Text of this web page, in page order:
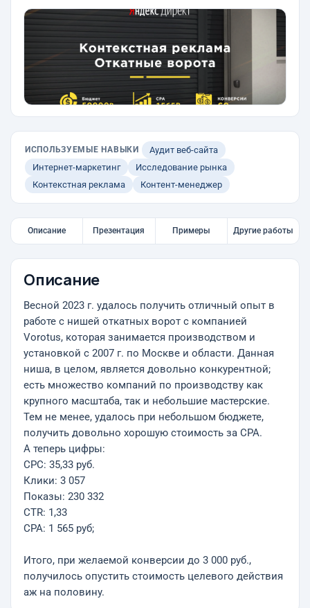
ИСПОЛЬЗУЕМЫЕ НАВЫКИ
Аудит веб-сайта
Интернет-маркетинг
Исследование рынка
Контекстная реклама
Контент-менеджер
Описание Презентация Примеры Другие работы
Описание
Весной 2023 г. удалось получить отличный опыт в
работе с нишей откатных ворот с компанией
Vorotus, которая занимается производством и
установкой с 2007 г. по Москве и области. Данная
ниша, в целом, является довольно конкурентной;
есть множество компаний по производству как
крупного масштаба, так и небольшие мастерские.
Тем не менее, удалось при небольшом бюджете,
получить довольно хорошую стоимость за CPA.
А теперь цифры:
CPC: 35,33 руб.
Клики: 3 057
Показы: 230 332
CTR: 1,33
CPA: 1 565 руб;
Итого, при желаемой конверсии до 3 000 руб.,
получилось опустить стоимость целевого действия
аж на половину.